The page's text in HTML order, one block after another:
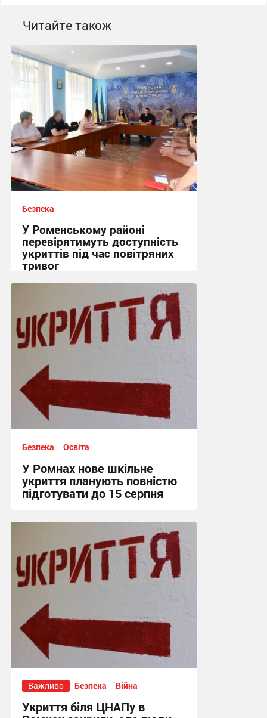
Читайте також
Безпека
У Роменському районі
перевірятимуть доступність
укриттів під час повітряних
тривог
Безпека Освіта
У Ромнах нове шкільне
укриття планують повністю
підготувати до 15 серпня
Важливо Безпека Війна
Укриття біля ЦНАПу в